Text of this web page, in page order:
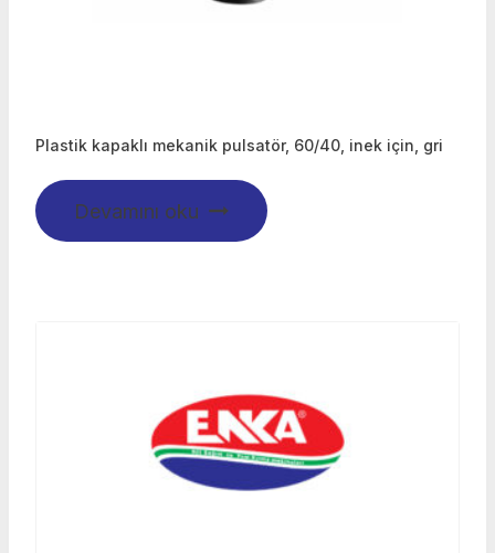
Plastik kapaklı mekanik pulsatör, 60/40, inek için, gri
Devamını oku